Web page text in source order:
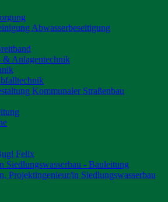
Abwasserbeseitigung
& Anlagentechnik
Kommunaler Straßenbau
Felix
Siedlungswasserbau - Bauleitung
Projektingenieur/in Siedlungswasserbau